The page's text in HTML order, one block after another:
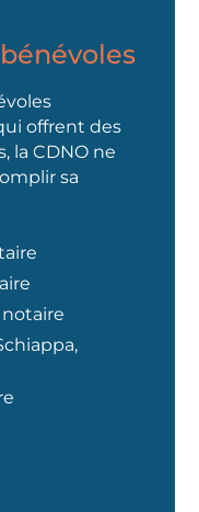
offrent des
la CDNO ne
sa
notaire